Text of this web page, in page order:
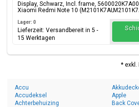
Display, Schwarz, Incl. frame,
Xiaomi Redmi Note 10
Lager: 0
Lieferzeit: Versandbereit in 5 -
15 Werktagen
* exkl.
Accu
Accudeksel
Achterbehuizing
Apple
Back